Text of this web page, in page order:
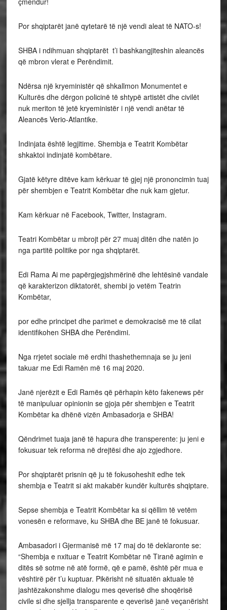
Por shqiptarët janë qytetarë të një vendi aleat të NATO-s!
SHBA i ndihmuan shqiptarët t’i bashkangjiteshin aleancës
që mbron vlerat e Perëndimit.
Ndërsa një kryeministër që shkallmon Monumentet e
Kulturës dhe dërgon policinë të shtypë artistët dhe civilët
nuk meriton të jetë kryeministër i një vendi anëtar të
Aleancës Verio-Atlantike.
Indinjata është legjitime. Shembja e Teatrit Kombëtar
shkaktoi indinjatë kombëtare.
Gjatë këtyre ditëve kam kërkuar të gjej një prononcimin tuaj
për shembjen e Teatrit Kombëtar dhe nuk kam gjetur.
Kam kërkuar në Facebook, Twitter, Instagram.
Teatri Kombëtar u mbrojt për 27 muaj ditën dhe natën jo
nga partitë politike por nga shqiptarët.
Edi Rama Ai me papërgjegjshmërinë dhe lehtësinë vandale
që karakterizon diktatorët, shembi jo vetëm Teatrin
Kombëtar,
por edhe principet dhe parimet e demokracisë me të cilat
identifikohen SHBA dhe Perëndimi.
Nga rrjetet sociale më erdhi thashethemnaja se ju jeni
takuar me Edi Ramën më 16 maj 2020.
Janë njerëzit e Edi Ramës që përhapin këto fakenews për
të manipuluar opinionin se gjoja për shembjen e Teatrit
Kombëtar ka dhënë vizën Ambasadorja e SHBA!
Qëndrimet tuaja janë të hapura dhe transperente: ju jeni e
fokusuar tek reforma në drejtësi dhe ajo zgjedhore.
Por shqiptarët prisnin që ju të fokusoheshit edhe tek
shembja e Teatrit si akt makabër kundër kulturës shqiptare.
Sepse shembja e Teatrit Kombëtar ka si qëllim të vetëm
vonesën e reformave, ku SHBA dhe BE janë të fokusuar.
Ambasadori i Gjermanisë më 17 maj do të deklaronte se:
“Shembja e nxituar e Teatrit Kombëtar në Tiranë agimin e
ditës së sotme në atë formë, që e pamë, është për mua e
vështirë për t’u kuptuar. Pikërisht në situatën aktuale të
jashtëzakonshme dialogu mes qeverisë dhe shoqërisë
civile si dhe sjellja transparente e qeverisë janë veçanërisht